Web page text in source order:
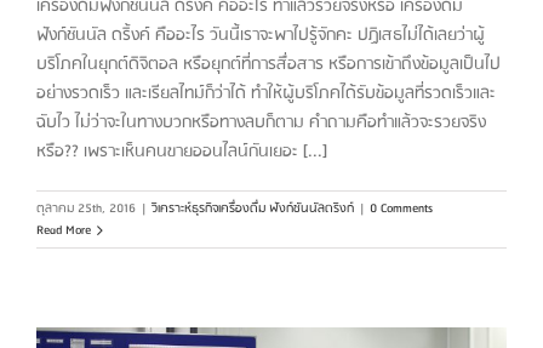
ฟังก์ชันนัล ดริ้งค์ คืออะไร วันนี้เราจะพาไปรู้จักคะ ปฏิเสธไม่ได้เลยว่าผู้
บริโภคในยุกต์ดิจิตอล หรือยุกต์ที่การสื่อสาร หรือการเข้าถึงข้อมูลเป็นไป
อย่างรวดเร็ว และเรียลไทม์ก็ว่าได้ ทำให้ผู้บริโภคได้รับข้อมูลที่รวดเร็วและ
ฉับไว ไม่ว่าจะในทางบวกหรือทางลบก็ตาม คำถามคือทำแล้วจะรวยจริง
หรือ?? เพราะเห็นคนขายออนไลน์กันเยอะ [...]
ตุลาคม 25th, 2016 | วิเคราะห์ธุรกิจเครื่องดื่ม ฟังก์ชันนัลดริงก์ | 0 Comments
Read More